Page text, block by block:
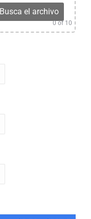
Busca el archivo
0of 10